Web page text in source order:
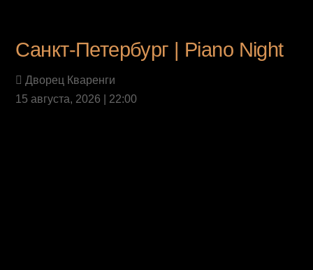
Санкт-Петербург | Piano Night
Дворец Кваренги
15 августа, 2026 | 22:00